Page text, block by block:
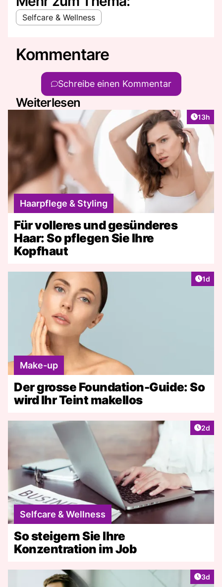
Selfcare & Wellness
Kommentare
Schreibe einen Kommentar
Weiterlesen
Artikel
13h
Haarpflege & Styling
Für volleres und gesünderes
Haar: So pflegen Sie Ihre
Kopfhaut
1d
Make-up
Der grosse Foundation-Guide: So
wird Ihr Teint makellos
2d
Selfcare & Wellness
So steigern Sie Ihre
Konzentration im Job
3d